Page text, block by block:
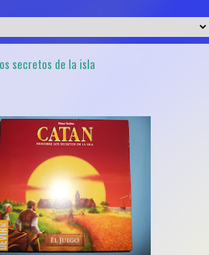
secretos de la isla